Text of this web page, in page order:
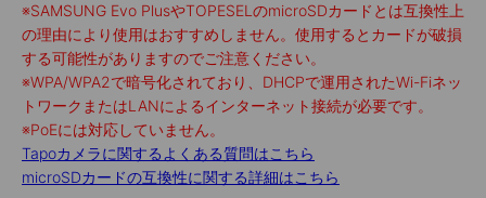
※SAMSUNG Evo PlusやTOPESELのmicroSDカードとは互換性上
の理由により使用はおすすめしません。使用するとカードが破損
する可能性がありますのでご注意ください。
※WPA/WPA2で暗号化されており、DHCPで運用されたWi-Fiネッ
トワークまたはLANによるインターネット接続が必要です。
※PoEには対応していません。
Tapoカメラに関するよくある質問はこちら
microSDカードの互換性に関する詳細はこちら